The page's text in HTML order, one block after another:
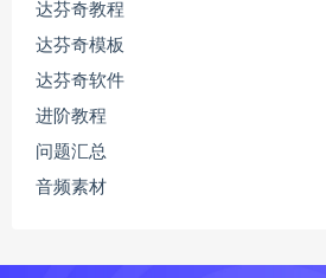
达芬奇教程
达芬奇模板
达芬奇软件
进阶教程
问题汇总
音频素材